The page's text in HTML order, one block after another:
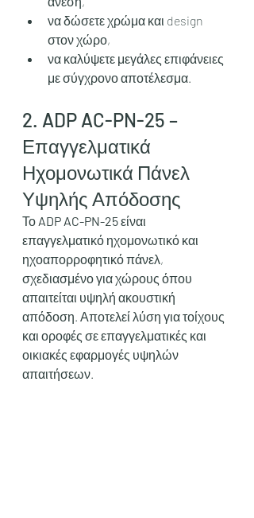
να δώσετε χρώμα και design
στον χώρο,
να καλύψετε μεγάλες επιφάνειες
με σύγχρονο αποτέλεσμα.
2. ADP AC-PN-25 –
Επαγγελματικά
Ηχομονωτικά Πάνελ
Υψηλής Απόδοσης
Το ADP AC-PN-25 είναι
επαγγελματικό ηχομονωτικό και
ηχοαπορροφητικό πάνελ,
σχεδιασμένο για χώρους όπου
απαιτείται υψηλή ακουστική
απόδοση. Αποτελεί λύση για τοίχους
και οροφές σε επαγγελματικές και
οικιακές εφαρμογές υψηλών
απαιτήσεων.